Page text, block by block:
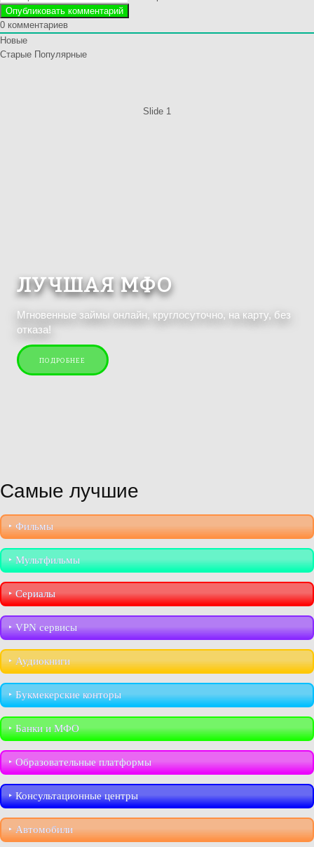
0 комментариев
Новые
Старые Популярные
Slide 1
ЛУЧШАЯ МФО
Мгновенные займы онлайн, круглосуточно, на карту, без
отказа!
ПОДРОБНЕЕ
Самые лучшие
‣︎ Фильмы
‣︎ Мультфильмы
‣︎ Сериалы
‣︎ VPN сервисы
‣︎ Аудиокниги
‣︎ Букмекерские конторы
‣︎ Банки и МФО
‣︎ Образовательные платформы
‣︎ Консультационные центры
‣︎ Автомобили